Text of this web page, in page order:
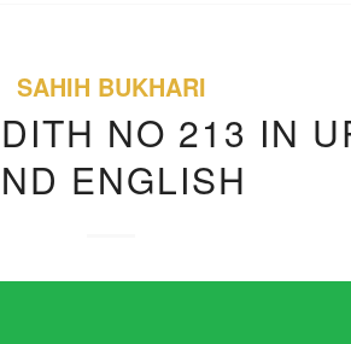
SAHIH BUKHARI
NO 213 IN
ENGLISH